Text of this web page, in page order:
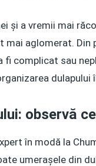
și a vremii mai
mai aglomerat. Din
fi complicat sau
observă
în modă la
umerașele din